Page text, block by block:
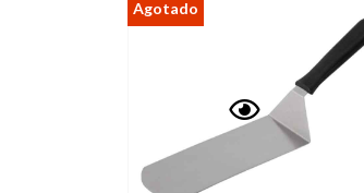
rápida